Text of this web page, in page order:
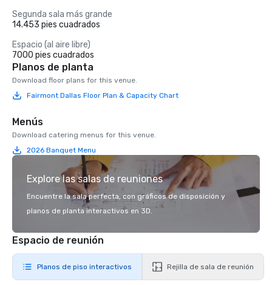
Segunda sala más grande
14.453 pies cuadrados
Espacio (al aire libre)
7000 pies cuadrados
Planos de planta
Download floor plans for this venue.
Fairmont Dallas Floor Plan & Capacity Chart
Menús
Download catering menus for this venue.
2026 Banquet Menu
Explore las salas de reuniones
Encuentre la sala perfecta, con gráficos de disposición y
planos de planta interactivos en 3D.
Espacio de reunión
Planos de piso interactivos Rejilla de sala de reunión